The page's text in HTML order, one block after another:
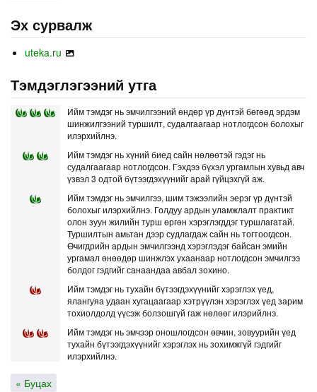
Эх сурвалж
uteka.ru
Тэмдэглэгээний утга
Ийм тэмдэг нь эмчилгээний өндөр үр дүнтэй бөгөөд эрдэм
шинжилгээний туршилт, судалгаагаар нотлогдсон болохыг
илэрхийлнэ.
Ийм тэмдэг нь хүний биед сайн нөлөөтэй гэдэг нь
судалгаагаар нотлогдсон. Гэхдээ бүхэл ургамлын хувьд авч
үзвэл 3 одтой бүтээгдэхүүнийг арай гүйцэхгүй аж.
Ийм тэмдэг нь эмчилгээ, шим тэжээлийн эерэг үр дүнтэй
болохыг илэрхийлнэ. Голдуу ардын уламжлалт практикт
олон зуун жилийн турш өргөн хэрэглэгддэг туршлагатай.
Туршилтын амьтан дээр судлагдаж сайн нь тогтоогдсон.
Өчигдрийн ардын эмчилгээнд хэрэглэдэг байсан эмийн
ургамал өнөөдөр шинжлэх ухаанаар нотлогдсон эмчилгээ
болдог гэдгийг санаандаа авбал зохино.
Ийм тэмдэг нь тухайн бүтээгдэхүүнийг хэрэглэх үед,
ялангуяа удаан хугацаагаар хэтрүүлэн хэрэглэх үед зарим
тохиолдолд үүсэж болзошгүй гаж нөлөөг илэрийлнэ.
Ийм тэмдэг нь эмчээр оношлогдсон өвчин, зовуурийн үед
тухайн бүтээгдэхүүнийг хэрэглэх нь зохимжгүй гэдгийг
илэрхийлнэ.
« Буцах